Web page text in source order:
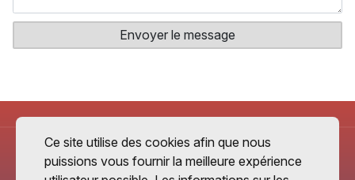
Envoyer le message
Ce site utilise des cookies afin que nous
puissions vous fournir la meilleure expérience